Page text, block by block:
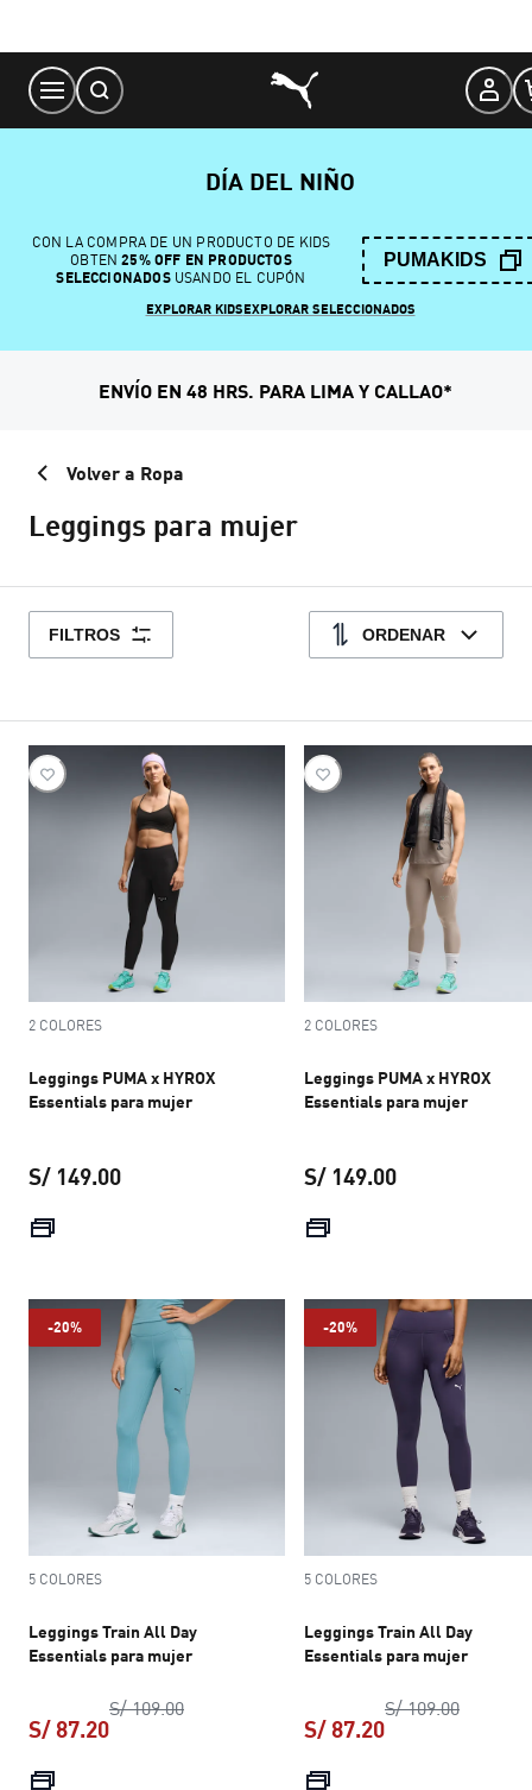
Content
DÍA DEL NIÑO
CON LA COMPRA DE UN PRODUCTO DE KIDS
OBTEN 25% OFF EN PRODUCTOS
SELECCIONADOSUSANDO EL CUPÓN
PUMAKIDS
EXPLORAR KIDSEXPLORAR SELECCIONADOS
ENVÍO EN 48 HRS. PARA LIMA Y CALLAO*
Volver a Ropa
Leggings para mujer
FILTROS ORDENAR
2 COLORES
Leggings PUMA x HYROX
Essentials para mujer
S/ 149.00
precio actual S/ 149.00
2 COLORES
Leggings PUMA x HYROX
Essentials para mujer
S/ 149.00
-20%
5 COLORES
Leggings Train All Day
Essentials para mujer
S/ 109.00precio original S/ 109.00
S/ 87.20
-20%
5 COLORES
Leggings Train All Day
Essentials para mujer
S/ 109.00precio
S/ 87.20